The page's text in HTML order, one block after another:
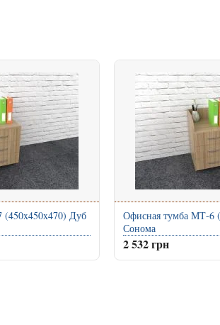
Дуб
Офисная тумба МТ-6
Сонома
2 532 грн